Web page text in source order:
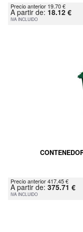
Precio anterior 19.70 €
A partir de: 18.12 €
IVA INCLUIDO
Precio anterior 417.45 €
A partir de: 375.71 €
IVA INCLUIDO